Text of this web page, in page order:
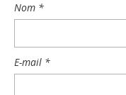
Nom *
E-mail *